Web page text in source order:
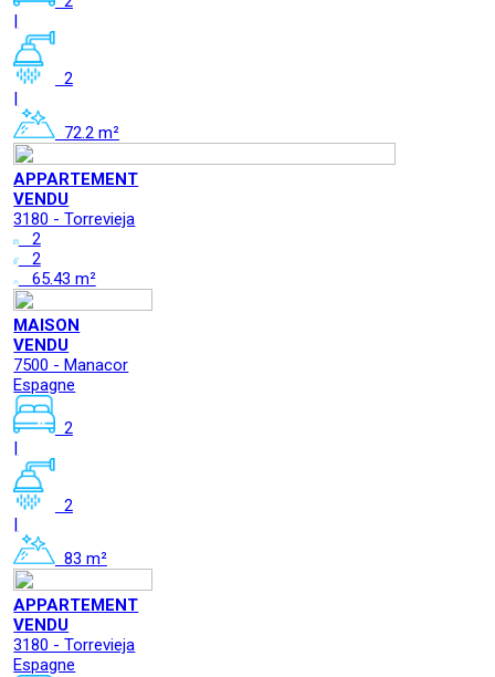
|
2
|
72.2 m²
APPARTEMENT
VENDU
3180 - Torrevieja
2
2
65.43 m²
MAISON
VENDU
7500 - Manacor
Espagne
2
|
2
|
83 m²
APPARTEMENT
VENDU
3180 - Torrevieja
Espagne